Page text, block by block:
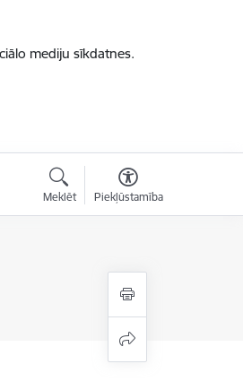
mediju sīkdatnes.
Meklēt Piekļūstamība